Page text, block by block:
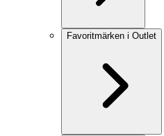
Favoritmärken i Outlet